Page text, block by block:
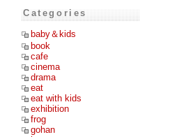
Categories
baby＆kids
book
cafe
cinema
drama
eat
eat with kids
exhibition
frog
gohan